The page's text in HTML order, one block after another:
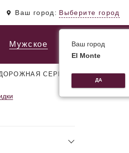
Ваш город: Выберите город
Мужское
СЕРИЯ РЮКЗАКИ
Ваш город
El Monte
ДА